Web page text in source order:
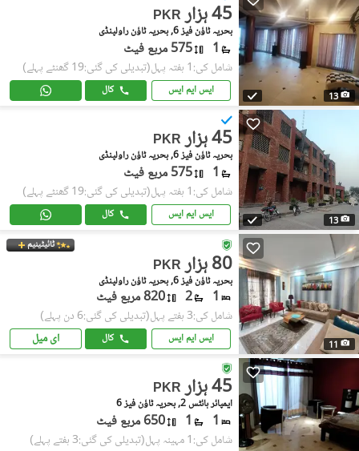
13
PKR 45 ہزار
بحریہ ٹاؤن فیز 6, بحریہ ٹاؤن راولپنڈی
1 575 مربع فیٹ
شامل کی:1 ہفتہ پہل (تبدیلی کی گئی:19 گھنٹے پہلے)
ایس ایم ایس کال
13
PKR 45 ہزار
بحریہ ٹاؤن فیز 6, بحریہ ٹاؤن راولپنڈی
1 575 مربع فیٹ
شامل کی:1 ہفتہ پہل (تبدیلی کی گئی:19 گھنٹے پہلے)
ایس ایم ایس کال
11
ٹائیٹینیم
PKR 80 ہزار
بحریہ ٹاؤن فیز 6, بحریہ ٹاؤن راولپنڈی
1
2 820 مربع فیٹ
شامل کی:3 ہفتے پہل (تبدیلی کی گئی:6 دن پہلے)
ایس ایم ایس کال ای میل
PKR 45 ہزار
ایمپائر ہائٹس 2, بحریہ ٹاؤن فیز 6
1
1 650 مربع فیٹ
شامل کی:1 مہینہ پہل (تبدیلی کی گئی:3 ہفتے پہلے)